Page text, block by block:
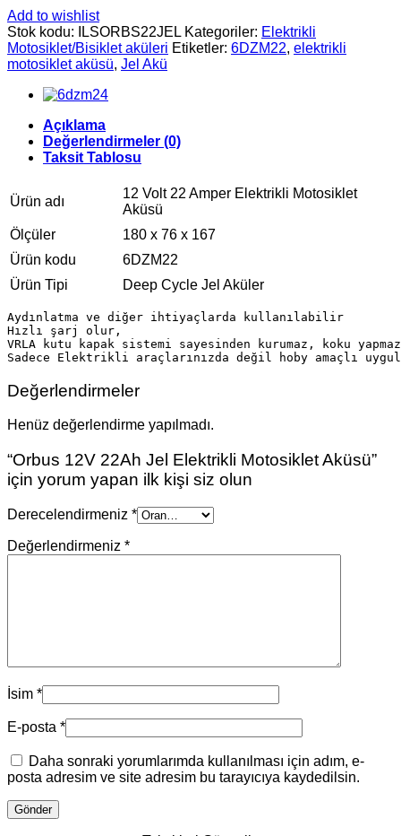
Add to wishlist
Stok kodu:
ILSORBS22JEL Kategoriler: Elektrikli
Motosiklet/Bisiklet aküleri Etiketler: 6DZM22, elektrikli
motosiklet aküsü, Jel Akü
Açıklama
Değerlendirmeler (0)
Taksit Tablosu
Ürün adı
12 Volt 22 Amper Elektrikli Motosiklet
Aküsü
Ölçüler
180 x 76 x 167
Ürün kodu
6DZM22
Ürün Tipi
Deep Cycle Jel Aküler
Aydınlatma ve diğer ihtiyaçlarda kullanılabilir
Hızlı şarj olur,
VRLA kutu kapak sistemi sayesinden kurumaz, koku
Değerlendirmeler
Henüz değerlendirme yapılmadı.
“Orbus 12V 22Ah Jel Elektrikli Motosiklet Aküsü”
için yorum yapan ilk kişi siz olun
Derecelendirmeniz *
Değerlendirmeniz *
İsim *
E-posta *
Daha sonraki yorumlarımda kullanılması için adım, e-
posta adresim ve site adresim bu tarayıcıya kaydedilsin.